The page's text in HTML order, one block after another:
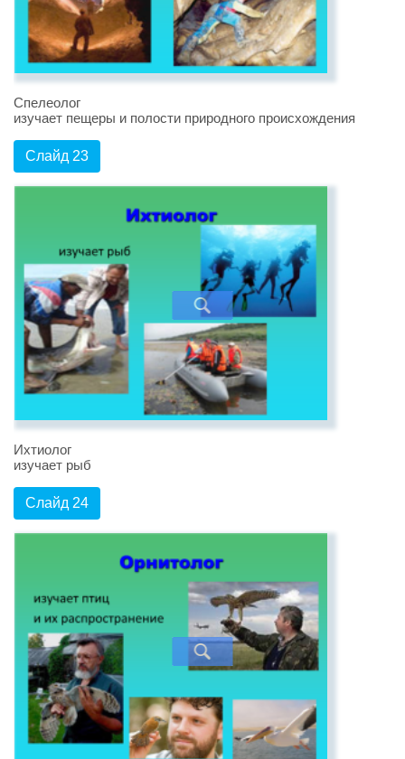
Спелеолог
изучает пещеры и полости природного происхождения
Слайд 23
Ихтиолог
изучает рыб
Слайд 24